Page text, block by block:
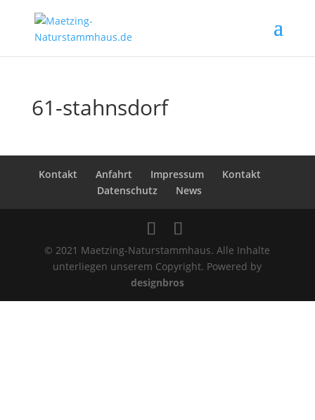
61-stahnsdorf
Kontakt Anfahrt Impressum
Kontakt
Datenschutz
News
© 2021 Maetzing-Naturstammhaus. Alle Inhalte
unterliegen unserem Copyright. Powered by
designbros